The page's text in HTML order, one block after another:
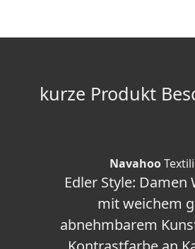
kurze Produkt
Navahoo
Edler Style: Damen
mit weichem
abnehmbarem